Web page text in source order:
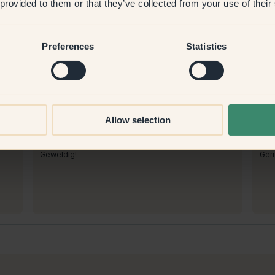
to them or that they’ve collected from your use of
Preferences Statistics
Allow selection
Productafbeelding
Om mee te verven: 118 — Clay
Geweldig!